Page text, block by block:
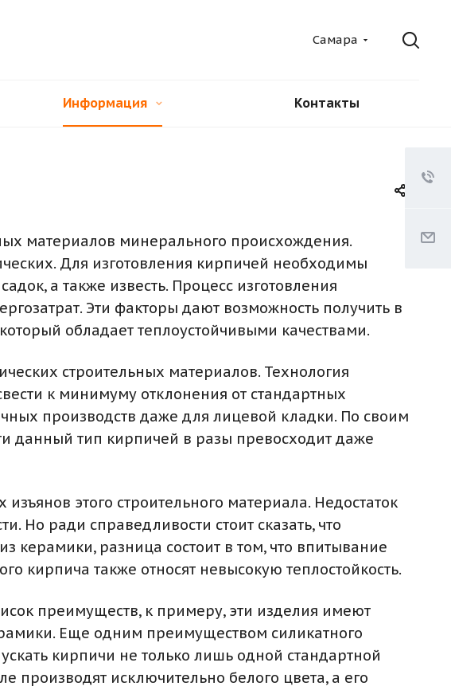
Самара
Информация Контакты
материалов минерального происхождения.
Для изготовления кирпичей необходимы
а также известь. Процесс изготовления
Эти факторы дают возможность получить в
обладает теплоустойчивыми качествами.
строительных материалов. Технология
к минимуму отклонения от стандартных
производств даже для лицевой кладки. По своим
данный тип кирпичей в разы превосходит даже
этого строительного материала. Недостаток
Но ради справедливости стоит сказать, что
керамики, разница состоит в том, что впитывание
кирпича также относят невысокую теплостойкость.
преимуществ, к примеру, эти изделия имеют
Еще одним преимуществом силикатного
кирпичи не только лишь одной стандартной
исключительно белого цвета, а его